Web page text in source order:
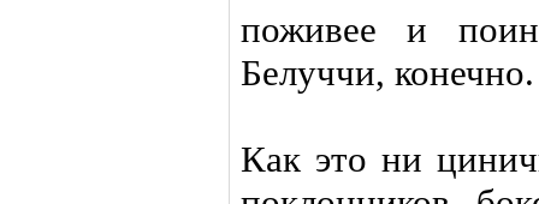
поживее и
Белуччи, конечно.
Как это ни